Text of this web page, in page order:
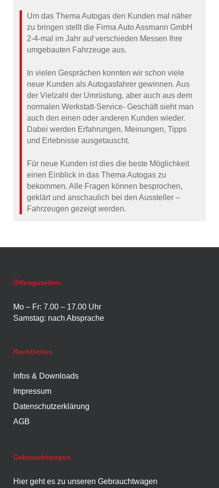
Um das Thema Autogas den Kunden mal näher
zu bringen stellt die Firma Auto Assmann GmbH
2-4-mal im Jahr auf verschieden Messen Ihre
umgebauten Fahrzeuge aus.
In vielen Gesprächen konnten wir schon viele
neue Kunden als Autogasfahrer gewinnen. Aus
der Vielzahl der Umrüstung, aber auch aus dem
normalen Werkstatt-Service- Geschäft sieht man
auch den einen oder anderen Kunden wieder.
Dabei werden Erfahrungen, Meinungen, Tipps
und Erlebnisse ausgetauscht.
Für neue Kunden ist dies die beste Möglichkeit
einen Einblick in das Thema Autogas zu
bekommen. Alle Fragen können besprochen,
geklärt und anschaulich bei den Aussteller –
Fahrzeugen gezeigt werden.
Öffnugszeiten
Mo – Fr: 7.00 – 17.00 Uhr
Samstag: nach Absprache
Rechtliches
Infos & Downloads
Impressum
Datenschutzerklärung
AGB
Gebrauchtwagen
Hier geht es zu unseren Gebrauchtwagen